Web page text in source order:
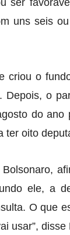
uns seis
criou o
Depois, o
do ano
ter oito
ele, a
O que
usar”, disse